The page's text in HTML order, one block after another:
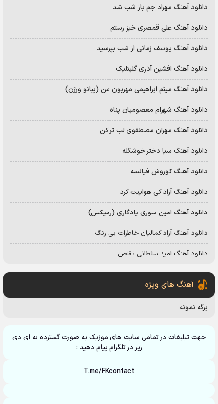
دانلود آهنگ مهراد جم باز شب شد
دانلود آهنگ علی قمصری خیز رستم
دانلود آهنگ یوسف زمانی از شب بپرسید
دانلود آهنگ افشین آذری گلینلیک
دانلود آهنگ میثم ابراهیمی مهربون من (پیانو ورژن)
دانلود آهنگ شهرام معصومیان پناه
دانلود آهنگ مهران مصطفوی لب تر کن
دانلود آهنگ سیا دختر خوشگله
دانلود آهنگ کوروش فیانسه
دانلود آهنگ آراد کی هواییت کرد
دانلود آهنگ امین سوری یادگاری (رمیکس)
دانلود آهنگ آزاد کمالیان خاطرات بی رنگ
دانلود آهنگ امید سلطانی تقاص
آهنگ های ویژه
برگه نمونه
جهت تبلیغات در تمامی سایت های موزیک به صورت گسترده به ای دی
زیر در تلگرام پیام دهید :
T.me/FKcontact